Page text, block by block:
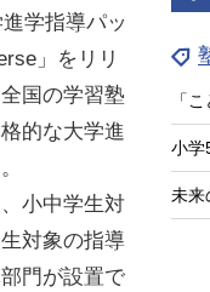
未来
学指導パッ
」をリリ
国の学習塾
的な大学進
小中学生対
対象の指導
門が設置で